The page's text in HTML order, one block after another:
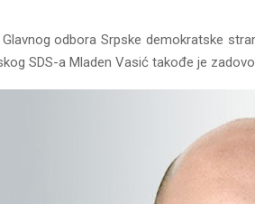
Glavnog odbora Srpske demokratske
SDS-a Mladen Vasić takođe je